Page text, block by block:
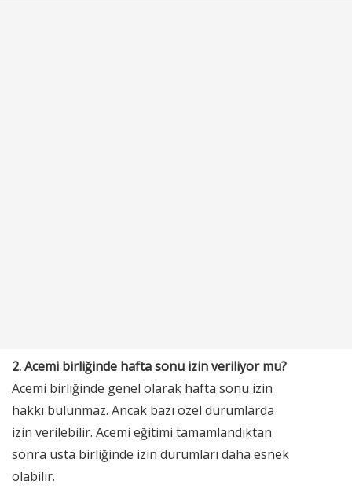
2. Acemi birliğinde hafta sonu izin veriliyor mu?
Acemi birliğinde genel olarak hafta sonu izin
hakkı bulunmaz. Ancak bazı özel durumlarda
izin verilebilir. Acemi eğitimi tamamlandıktan
sonra usta birliğinde izin durumları daha esnek
olabilir.